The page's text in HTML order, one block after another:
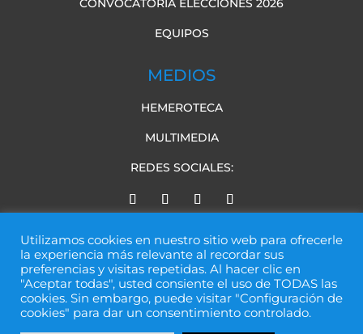
CONVOCATORIA ELECCIONES 2026
EQUIPOS
MEDIOS
HEMEROTECA
MULTIMEDIA
REDES SOCIALES:
Web desarrollada porIBP Digital
Utilizamos cookies en nuestro sitio web para ofrecerle
la experiencia más relevante al recordar sus
preferencias y visitas repetidas. Al hacer clic en
"Aceptar todas", usted consiente el uso de TODAS las
cookies. Sin embargo, puede visitar "Configuración de
cookies" para dar un consentimiento controlado.